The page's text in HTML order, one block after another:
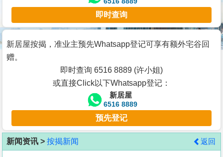
宅
谷
按
客
地
即时查询
新居屋按揭，准业主预先Whatsapp登记可享有额外宅谷回
赠。
即时查询 6516 8889 (许小姐)
或直接Click以下Whatsapp登记：
新居屋
6516 8889
预先登记
新闻资讯 > 按揭新闻 返回